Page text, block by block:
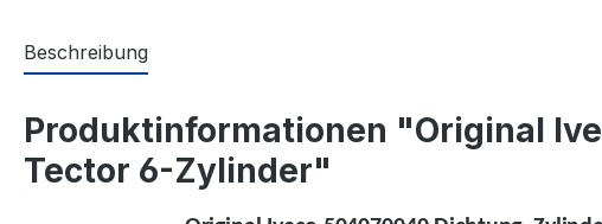
Beschreibung
Produktinformationen "Original
Tector 6-Zylinder"